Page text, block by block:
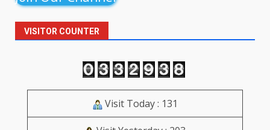
VISITOR COUNTER
Visit Today : 131